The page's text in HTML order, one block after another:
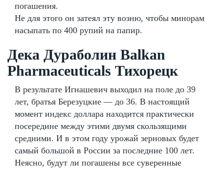
погашения.
Не для этого он затеял эту возню, чтобы минорам
насыпать по 400 рупий на папир.
Дека Дураболин Balkan
Pharmaceuticals Тихорецк
В результате Игнашевич выходил на поле до 39
лет, братья Березуцкие — до 36. В настоящий
момент индекс доллара находится практически
посередине между этими двумя скользящими
средними. И в этом году урожай зерновых будет
самый большой в России за последние 100 лет.
Неясно, будут ли погашены все суверенные